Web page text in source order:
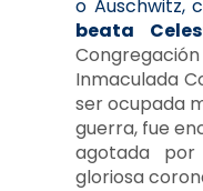
o Auschwitz,
beata
Inmaculada
ser ocupada
guerra, fue
agotada por
gloriosa